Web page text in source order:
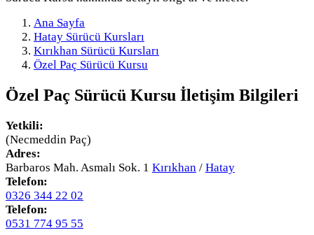
Ana Sayfa
Hatay Sürücü Kursları
Kırıkhan Sürücü Kursları
Özel Paç Sürücü Kursu
Özel Paç Sürücü Kursu İletişim Bilgileri
Yetkili:
(Necmeddin Paç)
Adres:
Barbaros Mah. Asmalı Sok. 1 Kırıkhan / Hatay
Telefon:
0326 344 22 02
Telefon:
0531 774 95 55